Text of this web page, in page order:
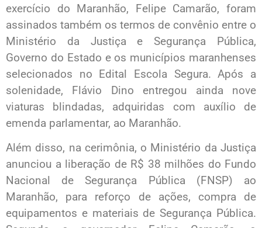
exercício do Maranhão, Felipe Camarão, foram
assinados também os termos de convênio entre o
Ministério da Justiça e Segurança Pública,
Governo do Estado e os municípios maranhenses
selecionados no Edital Escola Segura. Após a
solenidade, Flávio Dino entregou ainda nove
viaturas blindadas, adquiridas com auxílio de
emenda parlamentar, ao Maranhão.
Além disso, na cerimônia, o Ministério da Justiça
anunciou a liberação de R$ 38 milhões do Fundo
Nacional de Segurança Pública (FNSP) ao
Maranhão, para reforço de ações, compra de
equipamentos e materiais de Segurança Pública.